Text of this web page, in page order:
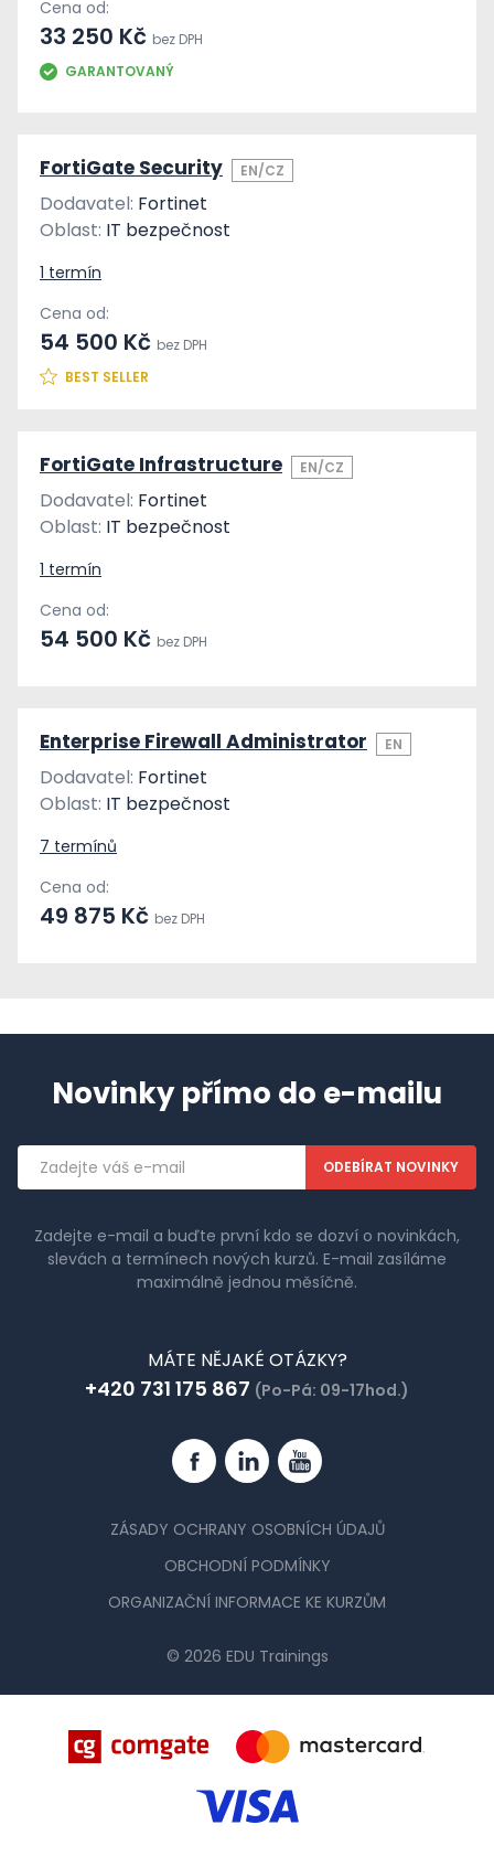
Cena od:
33 250 Kč bez DPH
GARANTOVANÝ
FortiGate Security EN/CZ
Dodavatel: Fortinet
Oblast: IT bezpečnost
1 termín
Cena od:
54 500 Kč bez DPH
BEST SELLER
FortiGate Infrastructure EN/CZ
Dodavatel: Fortinet
Oblast: IT bezpečnost
1 termín
Cena od:
54 500 Kč bez DPH
Enterprise Firewall Administrator EN
Dodavatel: Fortinet
Oblast: IT bezpečnost
7 termínů
Cena od:
49 875 Kč bez DPH
Novinky přímo do e-mailu
Emailová
adresa
Zadejte e-mail a buďte první kdo se dozví o novinkách,
slevách a termínech nových kurzů. E-mail zasíláme
maximálně jednou měsíčně.
MÁTE NĚJAKÉ OTÁZKY?
+420 731 175 867 (Po-Pá: 09-17hod.)
FacebookLinkedinYouTube
ZÁSADY OCHRANY OSOBNÍCH ÚDAJŮ
OBCHODNÍ PODMÍNKY
ORGANIZAČNÍ INFORMACE KE KURZŮM
© 2026 EDU Trainings